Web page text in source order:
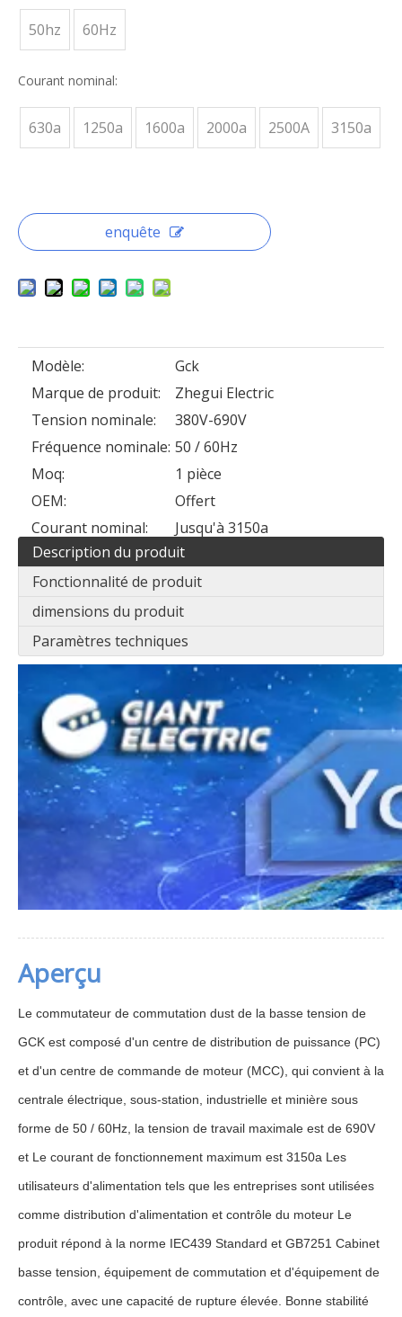
50hz 60Hz
Courant nominal:
630a 1250a 1600a 2000a 2500A 3150a
enquête
Modèle:
Gck
Marque de produit:
Zhegui Electric
Tension nominale:
380V-690V
Fréquence nominale: 50 / 60Hz
Moq:
1 pièce
OEM:
Offert
Courant nominal:
Jusqu'à 3150a
Description du produit
Fonctionnalité de produit
dimensions du produit
Paramètres techniques
Aperçu
Le commutateur de commutation dust de la basse tension de
GCK est composé d'un centre de distribution de puissance (PC)
et d'un centre de commande de moteur (MCC), qui convient à la
centrale électrique, sous-station, industrielle et minière sous
forme de 50 / 60Hz, la tension de travail maximale est de 690V
et Le courant de fonctionnement maximum est 3150a Les
utilisateurs d'alimentation tels que les entreprises sont utilisées
comme distribution d'alimentation et contrôle du moteur Le
produit répond à la norme IEC439 Standard et GB7251 Cabinet
basse tension, équipement de commutation et d'équipement de
contrôle, avec une capacité de rupture élevée. Bonne stabilité